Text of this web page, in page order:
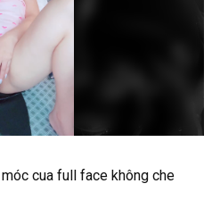
cua full face không che